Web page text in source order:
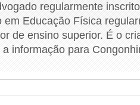
regularmente
em Educação Física
de ensino superior. É o
informação para